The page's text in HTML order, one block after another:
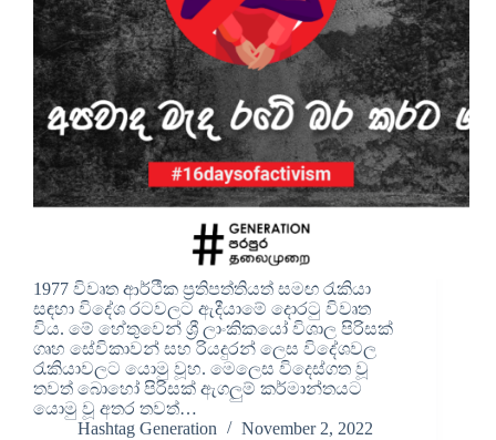
1977 විවෘත ආර්ථීක ප්‍රතිපත්තියත් සමඟ රැකියා
සඳහා විදේශ රටවලට ඇදීයාමේ දොරටු විවෘත
විය. මේ හේතුවෙන් ශ්‍රී ලාංකිකයෝ විශාල පිරිසක්
ගෘහ සේවිකාවන් සහ රියදුරන් ලෙස විදේශවල
රැකියාවලට යොමු වූහ. මෙලෙස විදෙස්ගත වූ
තවත් බොහෝ පිරිසක් ඇගලුම් කර්මාන්තයට
යොමු වූ අතර තවත්…
Hashtag Generation
November 2, 2022